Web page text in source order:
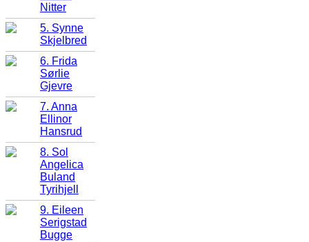
Nitter
5. Synne
Skjelbred
6. Frida
Sørlie
Gjevre
7. Anna
Ellinor
Hansrud
8. Sol
Angelica
Buland
Tyrihjell
9. Eileen
Serigstad
Bugge